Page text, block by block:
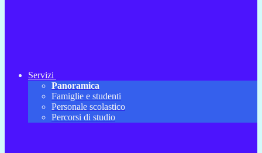
Servizi
Panoramica
Famiglie e studenti
Personale scolastico
Percorsi di studio